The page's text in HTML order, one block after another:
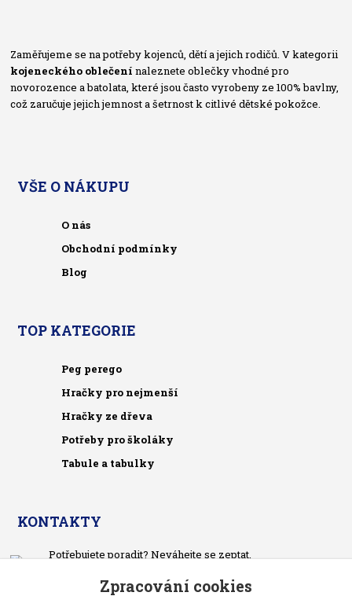
Zaměřujeme se na potřeby kojenců, dětí a jejich rodičů. V kategorii
kojeneckého oblečení naleznete oblečky vhodné pro
novorozence a batolata, které jsou často vyrobeny ze 100% bavlny,
což zaručuje jejich jemnost a šetrnost k citlivé dětské pokožce.
VŠE O NÁKUPU
O nás
Obchodní podmínky
Blog
TOP KATEGORIE
Peg perego
Hračky pro nejmenší
Hračky ze dřeva
Potřeby pro školáky
Tabule a tabulky
KONTAKTY
Potřebujete poradit? Neváhejte se zeptat.
Po-čt, po 13 hodiněZpracování cookies